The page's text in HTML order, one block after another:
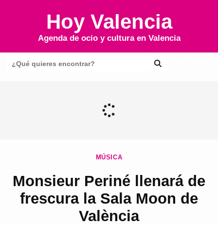
Hoy Valencia
Agenda de ocio y cultura en Valencia
MÚSICA
Monsieur Periné llenará de
frescura la Sala Moon de
València